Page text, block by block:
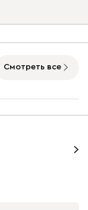
Смотреть все